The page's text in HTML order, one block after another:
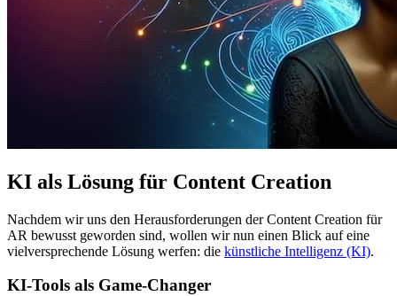
KI als Lösung für Content Creation
Nachdem wir uns den Herausforderungen der Content Creation für
AR bewusst geworden sind, wollen wir nun einen Blick auf eine
vielversprechende Lösung werfen: die künstliche Intelligenz (KI).
KI-Tools als Game-Changer